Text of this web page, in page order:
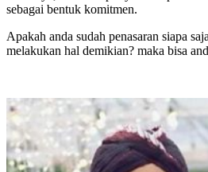
sebagai bentuk komitmen.
Apakah anda sudah penasaran siapa
melakukan hal demikian? maka bisa